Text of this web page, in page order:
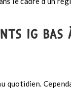
IG
quotidien.